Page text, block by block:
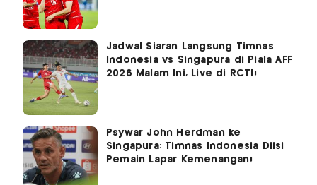
Jadwal Siaran Langsung Timnas
Indonesia vs Singapura di Piala AFF
2026 Malam Ini, Live di RCTI!
Psywar John Herdman ke
Singapura: Timnas Indonesia Diisi
Pemain Lapar Kemenangan!